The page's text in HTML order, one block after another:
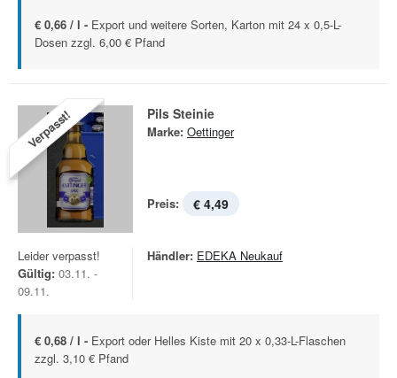
€ 0,66 / l - Export und weitere Sorten, Karton mit 24 x 0,5-L-
Dosen zzgl. 6,00 € Pfand
Verpasst! Pils Steinie
Marke: Oettinger
Preis: € 4,49
Leider verpasst!
Gültig: 03.11. -
09.11.
Händler: EDEKA Neukauf
€ 0,68 / l - Export oder Helles Kiste mit 20 x 0,33-L-Flaschen
zzgl. 3,10 € Pfand